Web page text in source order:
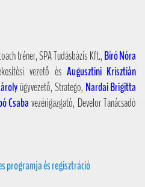
tréner, SPA Tudásbázis Kft.,Bíró Nóra
vezető és Augusztini Krisztián
ügyvezető, Stratego, Nardai Brigitta
Csaba vezérigazgató, Develor Tanácsadó
programja és regisztráció